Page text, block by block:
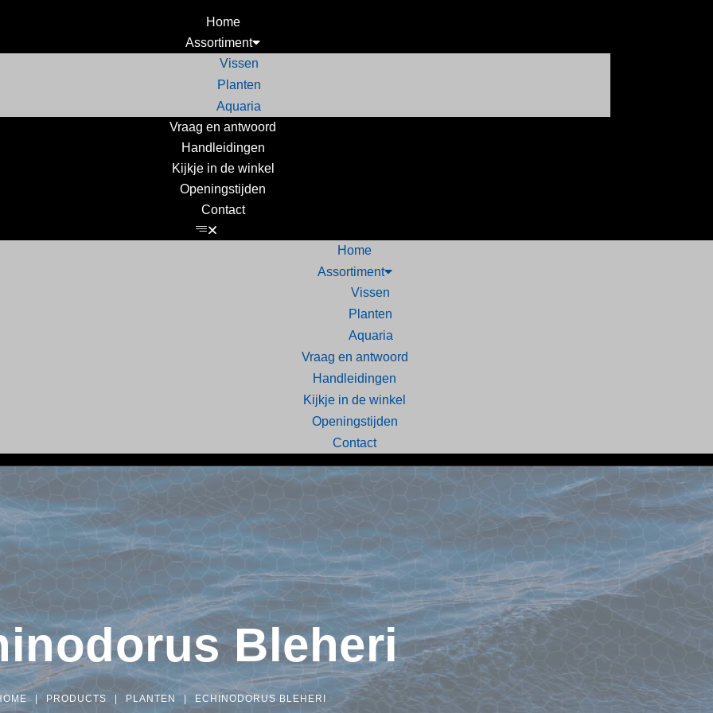
Home
Assortiment
Vissen
Planten
Aquaria
Vraag en antwoord
Handleidingen
Kijkje in de winkel
Openingstijden
Contact
Home
Assortiment
Vissen
Planten
Aquaria
Vraag en antwoord
Handleidingen
Kijkje in de winkel
Openingstijden
Contact
Bleheri
| PRODUCTS PLANTEN ECHINODORUS BLEHERI